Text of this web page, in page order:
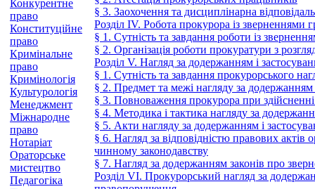
Конкурентне
право
Конституційне
право
Кримінальне
право
Кримінологія
Культурологія
Менеджмент
Міжнародне
право
Нотаріат
Ораторське
мистецтво
Педагогіка
§ 3. Заохочення та дисциплінарна
Розділ IV. Робота прокурора із зверненнями
§ 1. Сутність та завдання роботи із
§ 2. Організація роботи прокуратури з
Розділ V. Нагляд за додержанням і
§ 1. Сутність та завдання прокурорського
§ 2. Предмет та межі нагляду за додержанням
§ 3. Повноваження прокурора при
§ 4. Методика і тактика нагляду за
§ 5. Акти нагляду за додержанням і
§ 6. Нагляд за відповідністю правових актів
чинному законодавству
§ 7. Нагляд за додержанням законів про
Розділ VI. Прокурорський нагляд за